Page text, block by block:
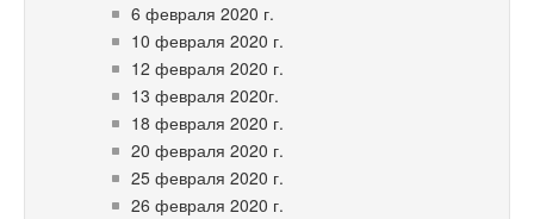
6 февраля 2020 г.
10 февраля 2020 г.
12 февраля 2020 г.
13 февраля 2020г.
18 февраля 2020 г.
20 февраля 2020 г.
25 февраля 2020 г.
26 февраля 2020 г.